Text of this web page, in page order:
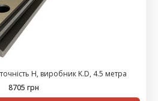
H, виробник K.D, 4.5 метра
8705 грн